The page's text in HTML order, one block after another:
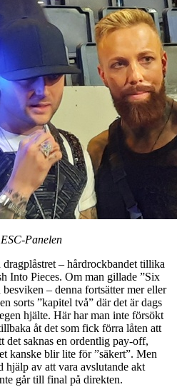
Panelen
– hårdrockbandet tillika
Into Pieces. Om man gillade ”Six
– denna fortsätter mer eller
sorts ”kapitel två” där det är dags
hjälte. Här har man inte försökt
åt det som fick förra låten att
det saknas en ordentlig pay-off,
kanske blir lite för ”säkert”. Men
hjälp av att vara avslutande akt
går till final på direkten.